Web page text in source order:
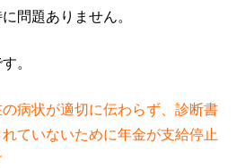
問題ありません。
。
病状が適切に伝わらず、診断書
ていないために年金が支給停止